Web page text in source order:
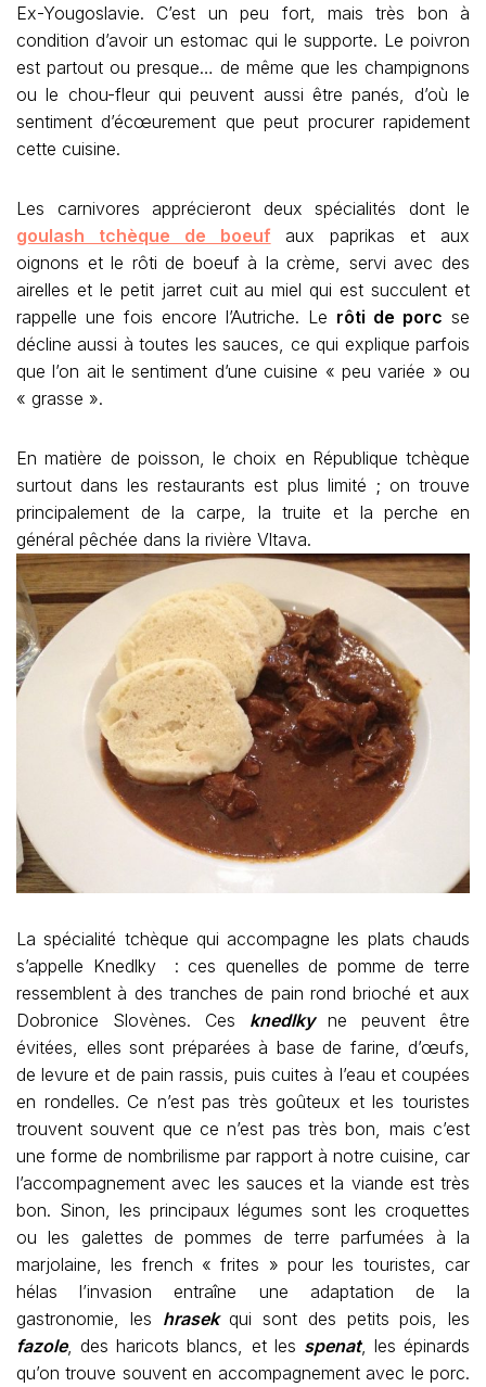
Ex-Yougoslavie. C’est un peu fort, mais très bon à
condition d’avoir un estomac qui le supporte. Le poivron
est partout ou presque… de même que les champignons
ou le chou-fleur qui peuvent aussi être panés, d’où le
sentiment d’écœurement que peut procurer rapidement
cette cuisine.
Les carnivores apprécieront deux spécialités dont le
goulash tchèque de boeuf aux paprikas et aux
oignons et le rôti de boeuf à la crème, servi avec des
airelles et le petit jarret cuit au miel qui est succulent et
rappelle une fois encore l’Autriche. Le rôti de porc se
décline aussi à toutes les sauces, ce qui explique parfois
que l’on ait le sentiment d’une cuisine « peu variée » ou
« grasse ».
En matière de poisson, le choix en République tchèque
surtout dans les restaurants est plus limité ; on trouve
principalement de la carpe, la truite et la perche en
général pêchée dans la rivière Vltava.
La spécialité tchèque qui accompagne les plats chauds
s’appelle Knedlky : ces quenelles de pomme de terre
ressemblent à des tranches de pain rond brioché et aux
Dobronice Slovènes. Ces knedlkyne peuvent être
évitées, elles sont préparées à base de farine, d’œufs,
de levure et de pain rassis, puis cuites à l’eau et coupées
en rondelles. Ce n’est pas très goûteux et les touristes
trouvent souvent que ce n’est pas très bon, mais c’est
une forme de nombrilisme par rapport à notre cuisine, car
l’accompagnement avec les sauces et la viande est très
bon. Sinon, les principaux légumes sont les croquettes
ou les galettes de pommes de terre parfumées à la
marjolaine, les french « frites » pour les touristes, car
hélas l’invasion entraîne une adaptation de la
gastronomie, les hrasekqui sont des petits pois, les
fazole, des haricots blancs, et les spenat, les épinards
qu’on trouve souvent en accompagnement avec le porc.